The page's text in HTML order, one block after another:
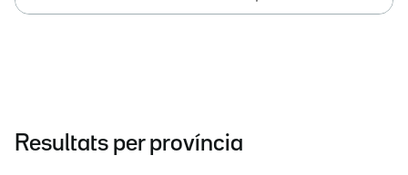
Resultats per província